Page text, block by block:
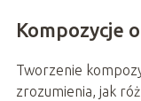
Kompozycje
Tworzenie
zrozumienia, jak